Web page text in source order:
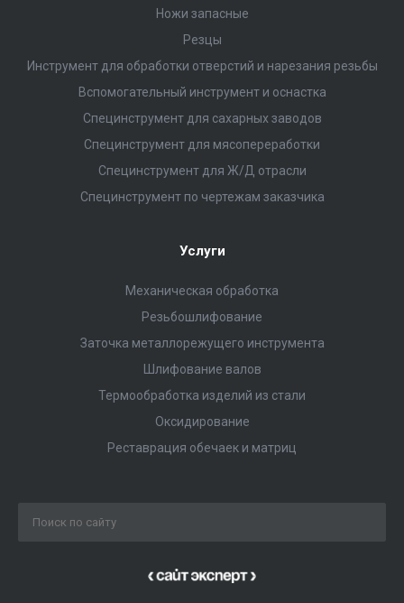
Ножи запасные
Резцы
Инструмент для обработки отверстий и нарезания резьбы
Вспомогательный инструмент и оснастка
Специнструмент для сахарных заводов
Специнструмент для мясопереработки
Специнструмент для Ж/Д отрасли
Специнструмент по чертежам заказчика
Услуги
Механическая обработка
Резьбошлифование
Заточка металлорежущего инструмента
Шлифование валов
Термообработка изделий из стали
Оксидирование
Реставрация обечаек и матриц